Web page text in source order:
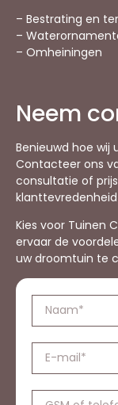
– Bestrating en
–
– Omheiningen
Neem
Benieuwd hoe wij
Contacteer ons
consultatie of
Kies voor Tuinen
ervaar de
uw droomtuin te